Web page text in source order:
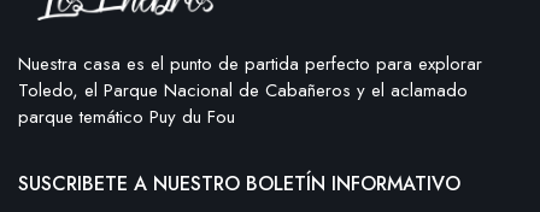
Nuestra casa es el punto de partida perfecto para explorar
Toledo, el Parque Nacional de Cabañeros y el aclamado
parque temático Puy du Fou
SUSCRIBETE A NUESTRO BOLETÍN INFORMATIVO